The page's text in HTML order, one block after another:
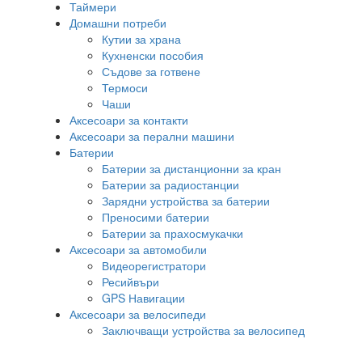
Таймери
Домашни потреби
Кутии за храна
Кухненски пособия
Съдове за готвене
Термоси
Чаши
Аксесоари за контакти
Аксесоари за перални машини
Батерии
Батерии за дистанционни за кран
Батерии за радиостанции
Зарядни устройства за батерии
Преносими батерии
Батерии за прахосмукачки
Аксесоари за автомобили
Видеорегистратори
Ресийвъри
GPS Навигации
Аксесоари за велосипеди
Заключващи устройства за велосипед